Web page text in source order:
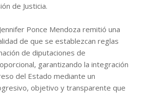
de Justicia.
Ponce Mendoza remitió una
de que se establezcan reglas
de diputaciones de
garantizando la integración
del Estado mediante un
objetivo y transparente que